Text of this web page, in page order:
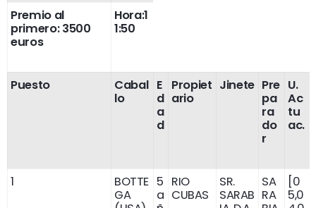
Premio al
primero: 3500
euros
Hora:1
1:50
Puesto
Cabal
lo
E
d
a
d
Propiet
ario
Jinete Pre
pa
ra
do
r
U.
Ac
tu
ac.
1
BOTTE
GA
5
a
RIO
CUBAS
SR.
SARAB
SA
RA
[0
5,0